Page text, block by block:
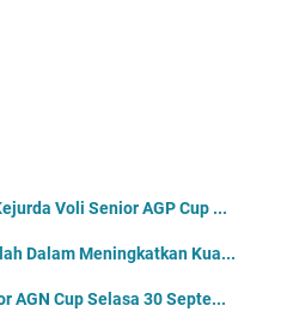
Voli Senior AGP Cup ...
Dalam Meningkatkan Kua...
AGN Cup Selasa 30 Septe...